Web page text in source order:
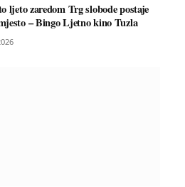
ljeto zaredom Trg slobode postaje
– Bingo Ljetno kino Tuzla